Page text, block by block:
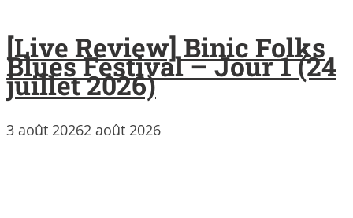
[Live Review] Binic Folks
Blues Festival – Jour 1 (24
juillet 2026)
3 août 20262 août 2026